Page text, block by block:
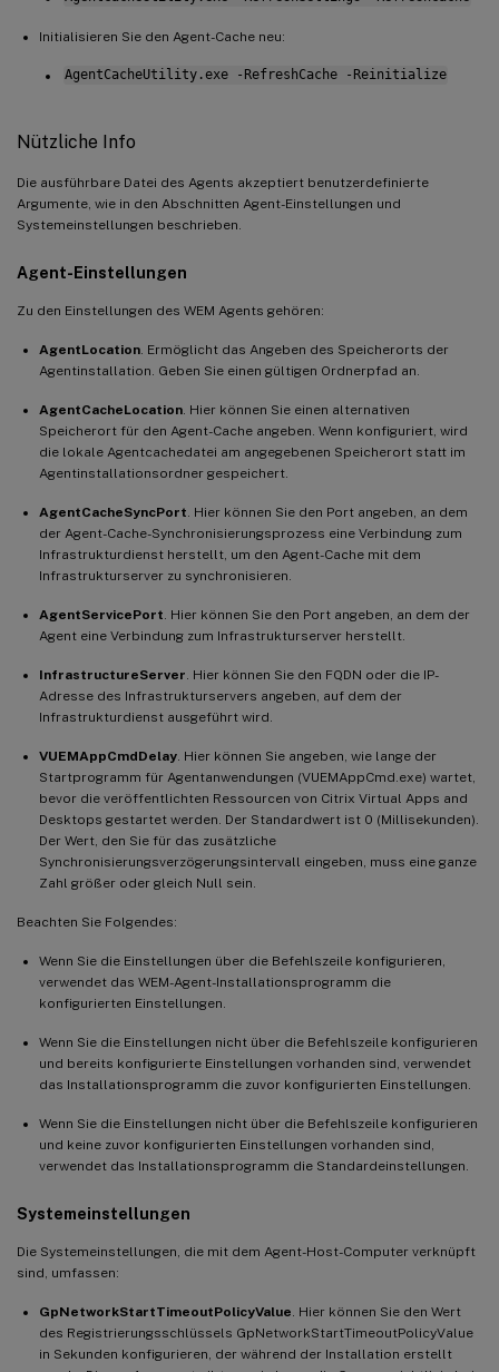
Initialisieren Sie den Agent-Cache neu:
AgentCacheUtility.exe -RefreshCache -Reinitialize
Nützliche Info
Die ausführbare Datei des Agents akzeptiert benutzerdefinierte
Argumente, wie in den Abschnitten Agent-Einstellungen und
Systemeinstellungen beschrieben.
Agent-Einstellungen
Zu den Einstellungen des WEM Agents gehören:
AgentLocation . Ermöglicht das Angeben des Speicherorts der
Agentinstallation. Geben Sie einen gültigen Ordnerpfad an.
AgentCacheLocation . Hier können Sie einen alternativen
Speicherort für den Agent-Cache angeben. Wenn konfiguriert, wird
die lokale Agentcachedatei am angegebenen Speicherort statt im
Agentinstallationsordner gespeichert.
AgentCacheSyncPort . Hier können Sie den Port angeben, an dem
der Agent-Cache-Synchronisierungsprozess eine Verbindung zum
Infrastrukturdienst herstellt, um den Agent-Cache mit dem
Infrastrukturserver zu synchronisieren.
AgentServicePort . Hier können Sie den Port angeben, an dem der
Agent eine Verbindung zum Infrastrukturserver herstellt.
InfrastructureServer . Hier können Sie den FQDN oder die IP-
Adresse des Infrastrukturservers angeben, auf dem der
Infrastrukturdienst ausgeführt wird.
VUEMAppCmdDelay . Hier können Sie angeben, wie lange der
Startprogramm für Agentanwendungen (VUEMAppCmd.exe) wartet,
bevor die veröffentlichten Ressourcen von Citrix Virtual Apps and
Desktops gestartet werden. Der Standardwert ist 0 (Millisekunden).
Der Wert, den Sie für das zusätzliche
Synchronisierungsverzögerungsintervall eingeben, muss eine ganze
Zahl größer oder gleich Null sein.
Beachten Sie Folgendes:
Wenn Sie die Einstellungen über die Befehlszeile konfigurieren,
verwendet das WEM-Agent-Installationsprogramm die
konfigurierten Einstellungen.
Wenn Sie die Einstellungen nicht über die Befehlszeile konfigurieren
und bereits konfigurierte Einstellungen vorhanden sind, verwendet
das Installationsprogramm die zuvor konfigurierten Einstellungen.
Wenn Sie die Einstellungen nicht über die Befehlszeile konfigurieren
und keine zuvor konfigurierten Einstellungen vorhanden sind,
verwendet das Installationsprogramm die Standardeinstellungen.
Systemeinstellungen
Die Systemeinstellungen, die mit dem Agent-Host-Computer verknüpft
sind, umfassen:
GpNetworkStartTimeoutPolicyValue . Hier können Sie den Wert
des Registrierungsschlüssels GpNetworkStartTimeoutPolicyValue
in Sekunden konfigurieren, der während der Installation erstellt